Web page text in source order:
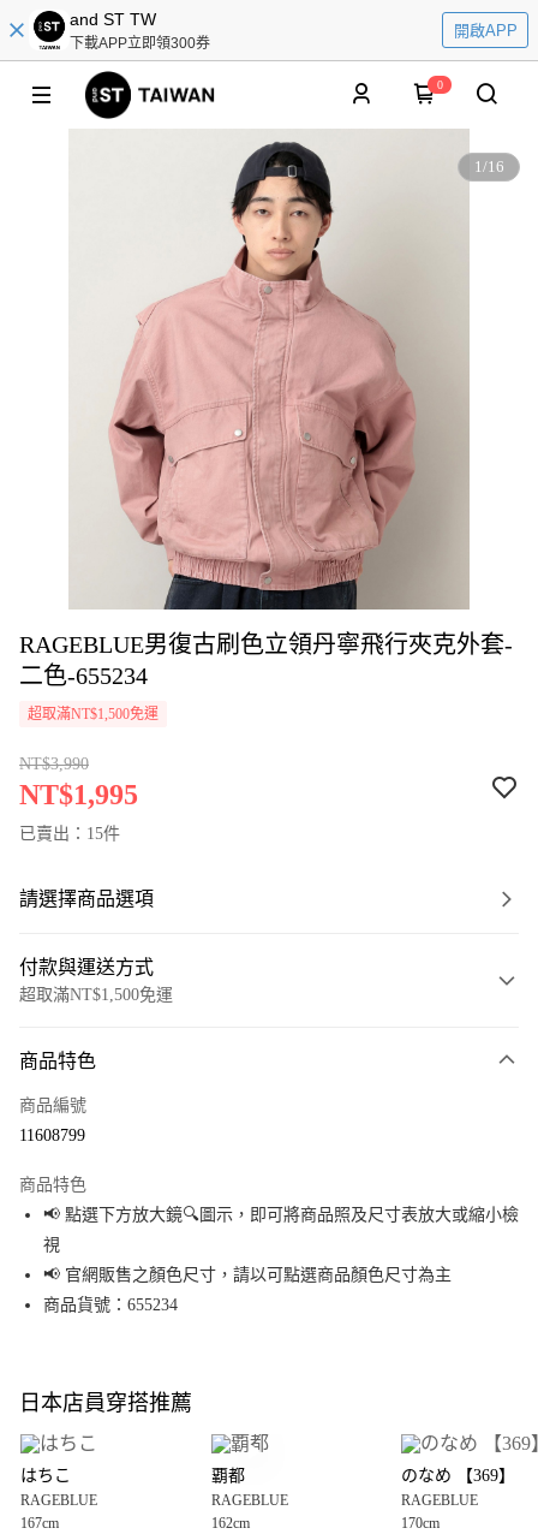
and ST TW
下載APP立即領300券
開啟APP
0
1/16
RAGEBLUE男復古刷色立領丹寧飛行夾克外套-
二色-655234
超取滿NT$1,500免運
NT$3,990
NT$1,995
已賣出：15件
請選擇商品選項
付款與運送方式
超取滿NT$1,500免運
信用卡一次付款
Apple Pay
街口支付
悠遊付
全盈+PAY
大哥付你分期
【大哥付你分期使用說明】
1.本服務由台灣大哥大提供，台灣大哥大用戶可立即使用無須另外申請。
2.付款方式選擇「大哥付你分期」，訂單成立後會自動跳轉到大哥付的交易
AFTEE先享後付
商品特色
商品編號
11608799
商品特色
📢 點選下方放大鏡🔍圖示，即可將商品照及尺寸表放大或縮小檢
視
📢 官網販售之顏色尺寸，請以可點選商品顏色尺寸為主
商品貨號：655234
日本店員穿搭推薦
はちこ
RAGEBLUE
167cm
覇都
RAGEBLUE
162cm
のなめ 【369】
RAGEBLUE
170cm